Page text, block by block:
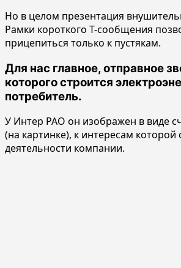
Но в целом презентация
Рамки короткого Т-сообщения
прицепиться только к пустякам.
Для нас главное, отправное
которого строится
потребитель.
У Интер РАО он изображен в виде
(на картинке), к интересам которой
деятельности компании.